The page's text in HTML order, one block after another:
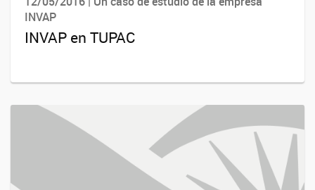
INVAP
INVAP en TUPAC